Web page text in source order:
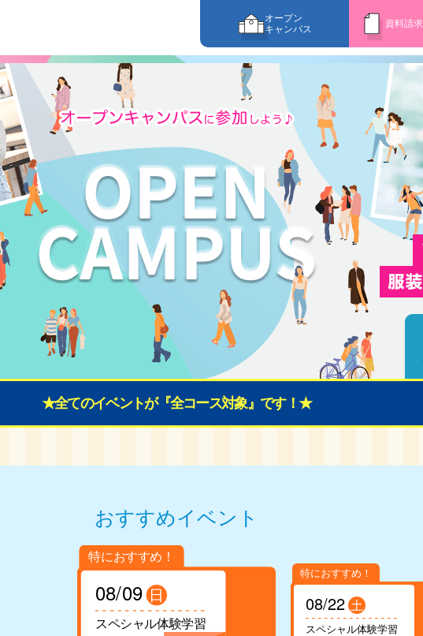
オープン
キャンパス
資料請求
★全てのイベントが『全コース対象』です！★
おすすめイベント
08/09 日
スペシャル体験学習
08/22 土
スペシャル体験学習